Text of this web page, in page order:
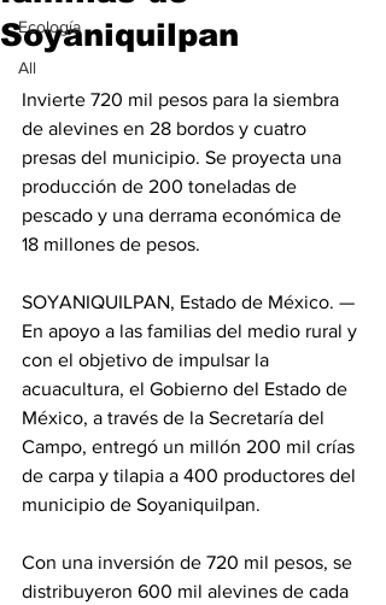
Ecología
All
Soyaniquilpan
Invierte 720 mil pesos para la siembra
de alevines en 28 bordos y cuatro
presas del municipio. Se proyecta una
producción de 200 toneladas de
pescado y una derrama económica de
18 millones de pesos.
SOYANIQUILPAN, Estado de México. —
En apoyo a las familias del medio rural y
con el objetivo de impulsar la
acuacultura, el Gobierno del Estado de
México, a través de la Secretaría del
Campo, entregó un millón 200 mil crías
de carpa y tilapia a 400 productores del
municipio de Soyaniquilpan.
Con una inversión de 720 mil pesos, se
distribuyeron 600 mil alevines de cada